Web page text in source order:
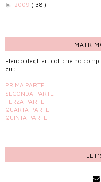
► 2009 ( 38 )
Elenco degli articoli che ho
qui:
PRIMA PARTE
SECONDA PARTE
TERZA PARTE
QUARTA PARTE
QUINTA PARTE